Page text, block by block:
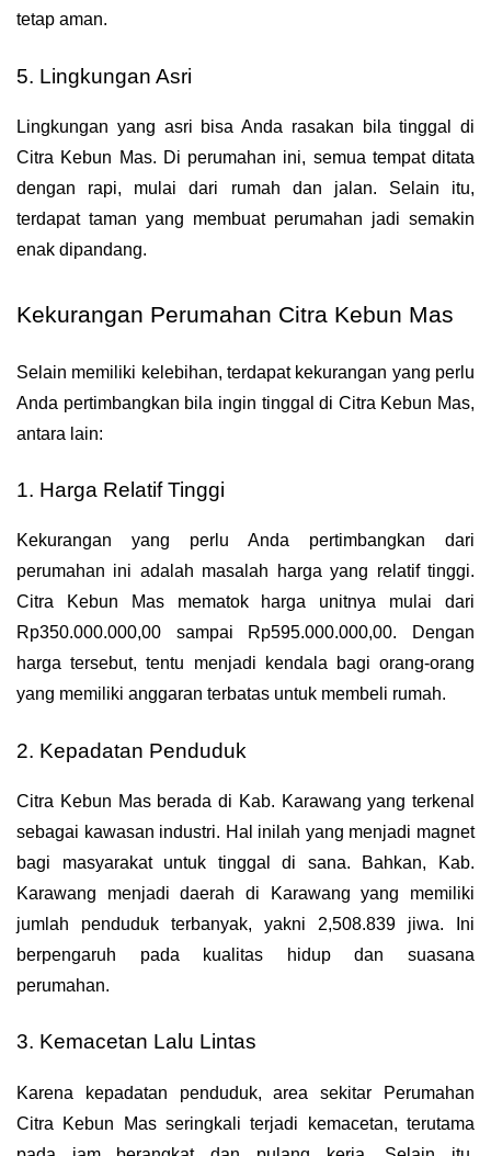
tetap aman.
5. Lingkungan Asri
Lingkungan yang asri bisa Anda rasakan bila tinggal di
Citra Kebun Mas. Di perumahan ini, semua tempat ditata
dengan rapi, mulai dari rumah dan jalan. Selain itu,
terdapat taman yang membuat perumahan jadi semakin
enak dipandang.
Kekurangan Perumahan Citra Kebun Mas
Selain memiliki kelebihan, terdapat kekurangan yang perlu
Anda pertimbangkan bila ingin tinggal di Citra Kebun Mas,
antara lain:
1. Harga Relatif Tinggi
Kekurangan yang perlu Anda pertimbangkan dari
perumahan ini adalah masalah harga yang relatif tinggi.
Citra Kebun Mas mematok harga unitnya mulai dari
Rp350.000.000,00 sampai Rp595.000.000,00. Dengan
harga tersebut, tentu menjadi kendala bagi orang-orang
yang memiliki anggaran terbatas untuk membeli rumah.
2. Kepadatan Penduduk
Citra Kebun Mas berada di Kab. Karawang yang terkenal
sebagai kawasan industri. Hal inilah yang menjadi magnet
bagi masyarakat untuk tinggal di sana. Bahkan, Kab.
Karawang menjadi daerah di Karawang yang memiliki
jumlah penduduk terbanyak, yakni 2,508.839 jiwa. Ini
berpengaruh pada kualitas hidup dan suasana
perumahan.
3. Kemacetan Lalu Lintas
Karena kepadatan penduduk, area sekitar Perumahan
Citra Kebun Mas seringkali terjadi kemacetan, terutama